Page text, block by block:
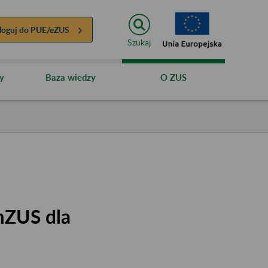
do PUE/eZUS
Szukaj
Baza wiedzy O ZUS
dla